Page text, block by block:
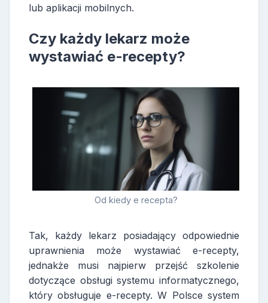
lub aplikacji mobilnych.
Czy każdy lekarz może
wystawiać e-recepty?
Od kiedy e recepta?
Tak, każdy lekarz posiadający odpowiednie
uprawnienia może wystawiać e-recepty,
jednakże musi najpierw przejść szkolenie
dotyczące obsługi systemu informatycznego,
który obsługuje e-recepty. W Polsce system